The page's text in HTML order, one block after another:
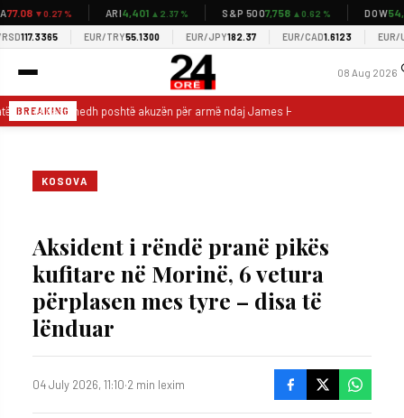
▼0.27 % ARI4,401▲2.37 % S&P 5007,758▲0.62 % DOW
117.3365 EUR/TRY55.1300 EUR/JPY182.37 EUR/CAD1.6123 EUR/
08 Aug 2026
BREAKING
i Teksasit hedh poshtë akuzën për armë ndaj James Harden
KOSOVA
Aksident i rëndë pranë pikës
kufitare në Morinë, 6 vetura
përplasen mes tyre – disa të
lënduar
04 July 2026, 11:10·2 min lexim